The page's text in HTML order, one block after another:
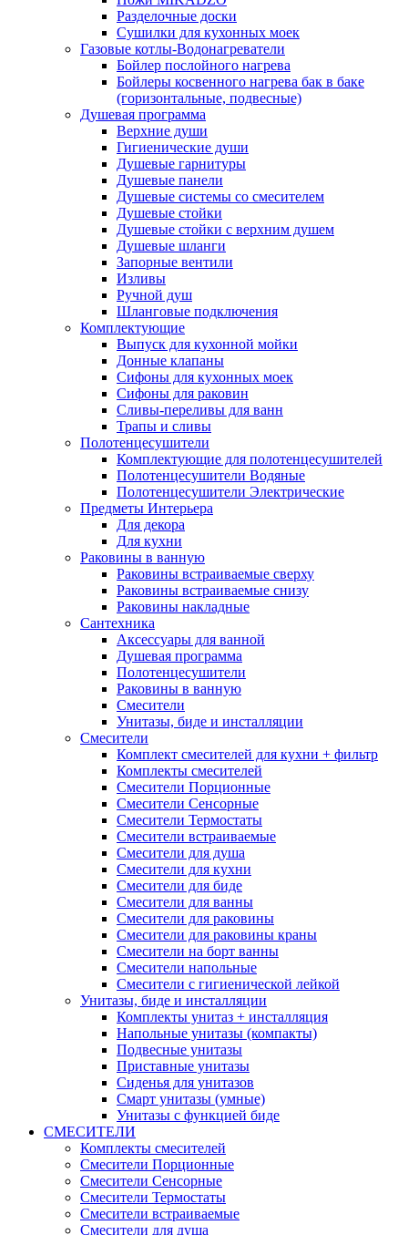
Разделочные доски
Сушилки для кухонных моек
Газовые котлы-Водонагреватели
Бойлер послойного нагрева
Бойлеры косвенного нагрева бак в баке
(горизонтальные, подвесные)
Душевая программа
Верхние души
Гигиенические души
Душевые гарнитуры
Душевые панели
Душевые системы со смесителем
Душевые стойки
Душевые стойки с верхним душем
Душевые шланги
Запорные вентили
Изливы
Ручной душ
Шланговые подключения
Комплектующие
Выпуск для кухонной мойки
Донные клапаны
Сифоны для кухонных моек
Сифоны для раковин
Сливы-переливы для ванн
Трапы и сливы
Полотенцесушители
Комплектующие для полотенцесушителей
Полотенцесушители Водяные
Полотенцесушители Электрические
Предметы Интерьера
Для декора
Для кухни
Раковины в ванную
Раковины встраиваемые сверху
Раковины встраиваемые снизу
Раковины накладные
Сантехника
Аксессуары для ванной
Душевая программа
Полотенцесушители
Раковины в ванную
Смесители
Унитазы, биде и инсталляции
Смесители
Комплект смесителей для кухни + фильтр
Комплекты смесителей
Смесители Порционные
Смесители Сенсорные
Смесители Термостаты
Смесители встраиваемые
Смесители для душа
Смесители для кухни
Смесители для биде
Смесители для ванны
Смесители для раковины
Смесители для раковины краны
Смесители на борт ванны
Смесители напольные
Смесители с гигиенической лейкой
Унитазы, биде и инсталляции
Комплекты унитаз + инсталляция
Напольные унитазы (компакты)
Подвесные унитазы
Приставные унитазы
Сиденья для унитазов
Смарт унитазы (умные)
Унитазы с функцией биде
СМЕСИТЕЛИ
Комплекты смесителей
Смесители Порционные
Смесители Сенсорные
Смесители Термостаты
Смесители встраиваемые
Смесители для душа